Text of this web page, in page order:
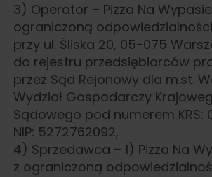
3) Operator – Pizza Na Wypasie
ograniczoną
przy ul. Śliska 20, 05-075
do rejestru przedsiębiorców
przez Sąd Rejonowy dla m.st.
Wydział Gospodarczy
Sądowego pod numerem KRS:
NIP: 5272762092,
4) Sprzedawca – 1) Pizza Na
z ograniczoną